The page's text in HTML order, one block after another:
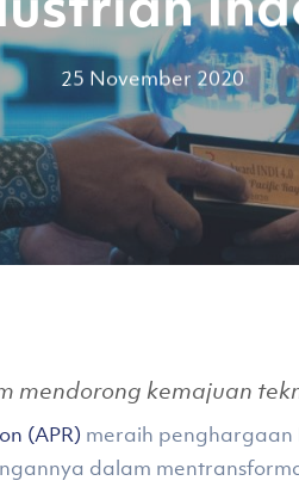
25 November 2020
mendorong kemajuan
(APR) meraih penghargaan
dalam